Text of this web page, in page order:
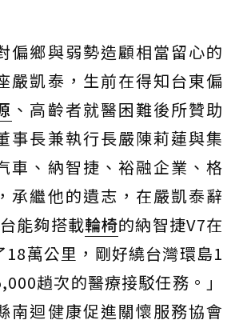
偏鄉與弱勢造顧相當留心的
嚴凱泰，生前在得知台東偏
、高齡者就醫困難後所贊助
事長兼執行長嚴陳莉蓮與集
車、納智捷、裕融企業、格
承繼他的遺志，在嚴凱泰辭
能夠搭載輪椅的納智捷V7在
18萬公里，剛好繞台灣環島1
趟次的醫療接駁任務。」
南迴健康促進關懷服務協會